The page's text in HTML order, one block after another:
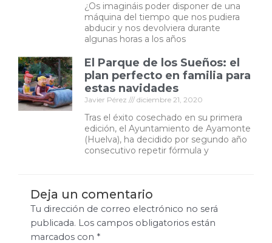
¿Os imagináis poder disponer de una
máquina del tiempo que nos pudiera
abducir y nos devolviera durante
algunas horas a los años
El Parque de los Sueños: el
plan perfecto en familia para
estas navidades
Javier Pérez diciembre 21, 2020
Tras el éxito cosechado en su primera
edición, el Ayuntamiento de Ayamonte
(Huelva), ha decidido por segundo año
consecutivo repetir fórmula y
Deja un comentario
Tu dirección de correo electrónico no será
publicada. Los campos obligatorios están
marcados con *